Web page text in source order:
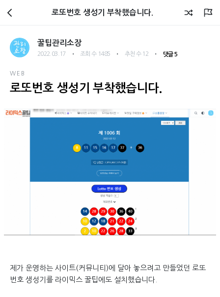
관리소장 블로그
로또번호 생성기 부착했습니다.
꿀팁관리소장
2022.03.17 ・ 조회 수 1485 ・ 추천 수 12 ・ 댓글 5
WEB
로또번호 생성기 부착했습니다.
제가 운영하는 사이트(커뮤니티)에 달아 놓으려고 만들었던 로또
번호 생성기를 라이믹스 꿀팁에도 설치했습니다.